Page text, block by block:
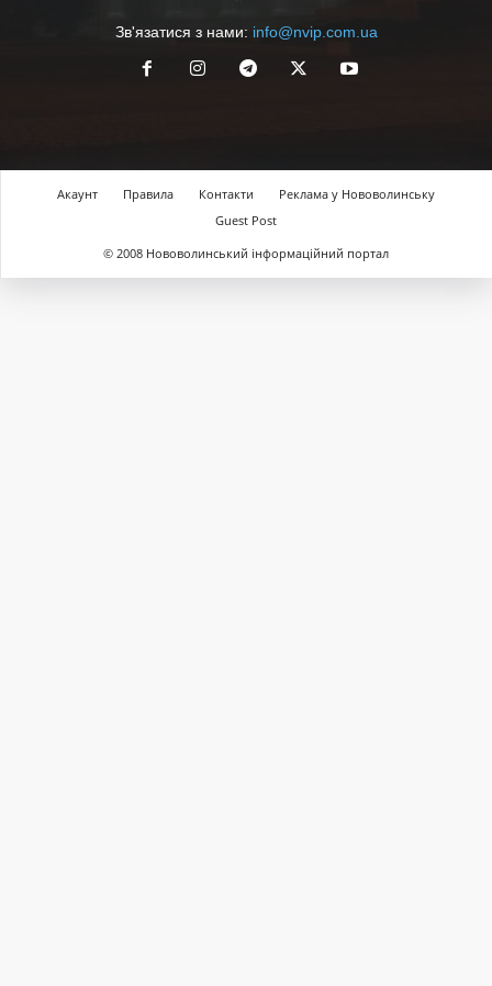
Зв'язатися з нами: info@nvip.com.ua
Акаунт Правила Контакти
Реклама у Нововолинську
Guest Post
© 2008 Нововолинський інформаційний портал